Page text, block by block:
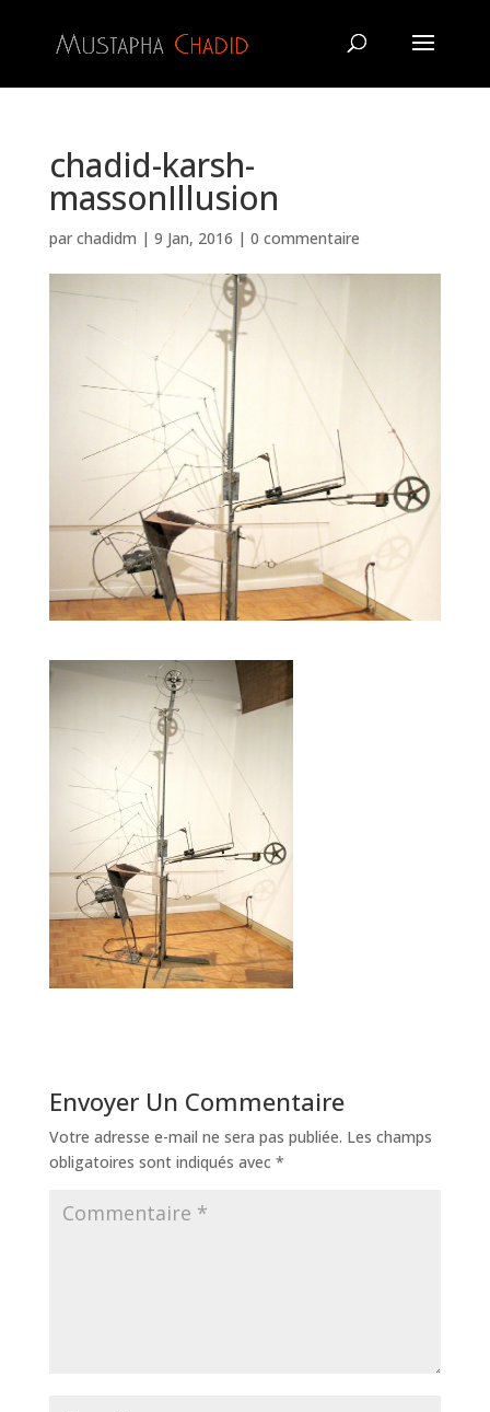
chadid-karsh-
massonIllusion
par chadidm | 9 Jan, 2016 | 0 commentaire
Envoyer Un Commentaire
Votre adresse e-mail ne sera pas publiée. Les champs
obligatoires sont indiqués avec *